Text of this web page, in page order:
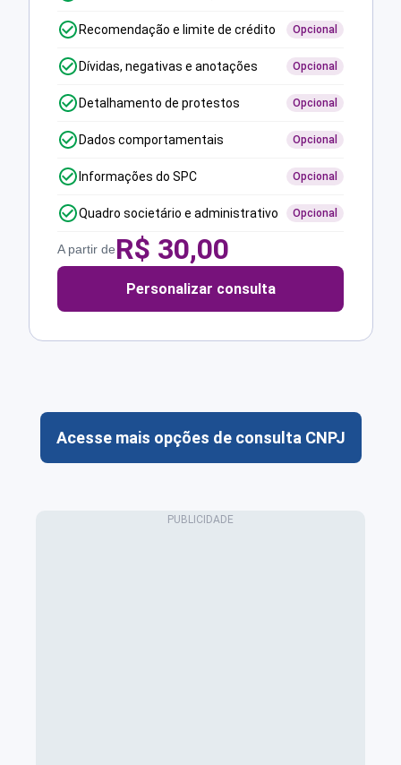
Recomendação e limite de crédito Opcional
Dívidas, negativas e anotações Opcional
Detalhamento de protestos Opcional
Dados comportamentais Opcional
Informações do SPC Opcional
Quadro societário e administrativo Opcional
A partir deR$ 30,00
Personalizar consulta
Acesse mais opções de consulta CNPJ